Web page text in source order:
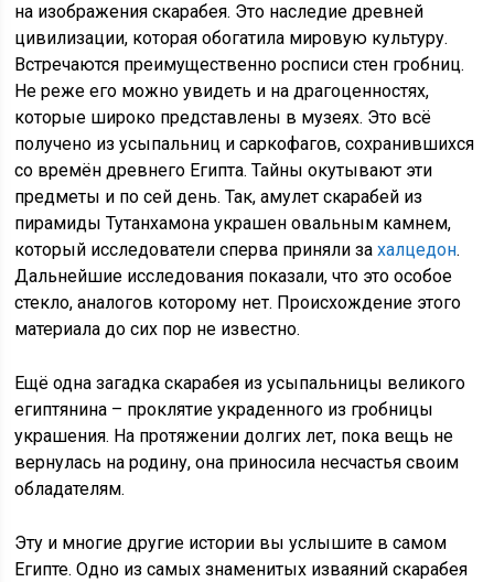
на изображения скарабея. Это наследие древней
цивилизации, которая обогатила мировую культуру.
Встречаются преимущественно росписи стен гробниц.
Не реже его можно увидеть и на драгоценностях,
которые широко представлены в музеях. Это всё
получено из усыпальниц и саркофагов, сохранившихся
со времён древнего Египта. Тайны окутывают эти
предметы и по сей день. Так, амулет скарабей из
пирамиды Тутанхамона украшен овальным камнем,
который исследователи сперва приняли захалцедон.
Дальнейшие исследования показали, что это особое
стекло, аналогов которому нет. Происхождение этого
материала до сих пор не известно.
Ещё одна загадка скарабея из усыпальницы великого
египтянина – проклятие украденного из гробницы
украшения. На протяжении долгих лет, пока вещь не
вернулась на родину, она приносила несчастья своим
обладателям.
Эту и многие другие истории вы услышите в самом
Египте. Одно из самых знаменитых изваяний скарабея